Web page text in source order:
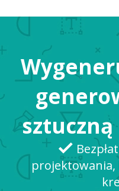
miliona paczek?
dosłownie) kupić